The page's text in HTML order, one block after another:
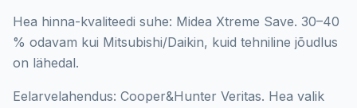
Hea hinna-kvaliteedi suhe: Midea Xtreme Save. 30–40
% odavam kui Mitsubishi/Daikin, kuid tehniline jõudlus
on lähedal.
Eelarvelahendus: Cooper&Hunter Veritas. Hea valik